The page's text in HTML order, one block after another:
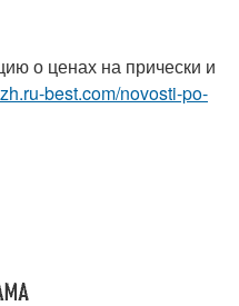
о ценах на прически и
best.com/novosti-po-